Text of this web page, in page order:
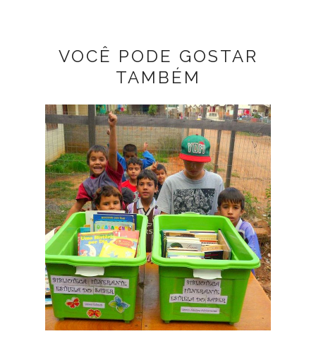
VOCÊ PODE GOSTAR
TAMBÉM